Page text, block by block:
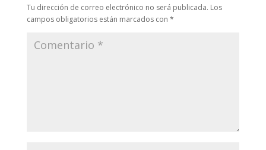
Tu dirección de correo electrónico no será publicada. Los
campos obligatorios están marcados con *